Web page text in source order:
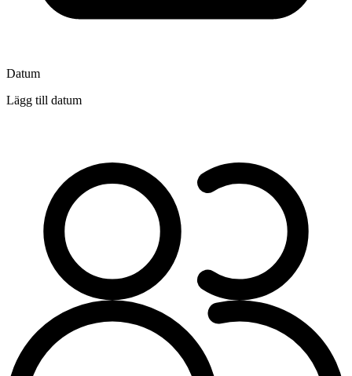
Datum
Lägg till datum